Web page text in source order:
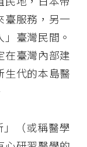
臺服務，另一
臺灣民間。
在臺灣內部建
生代的本島醫
（或稱醫學